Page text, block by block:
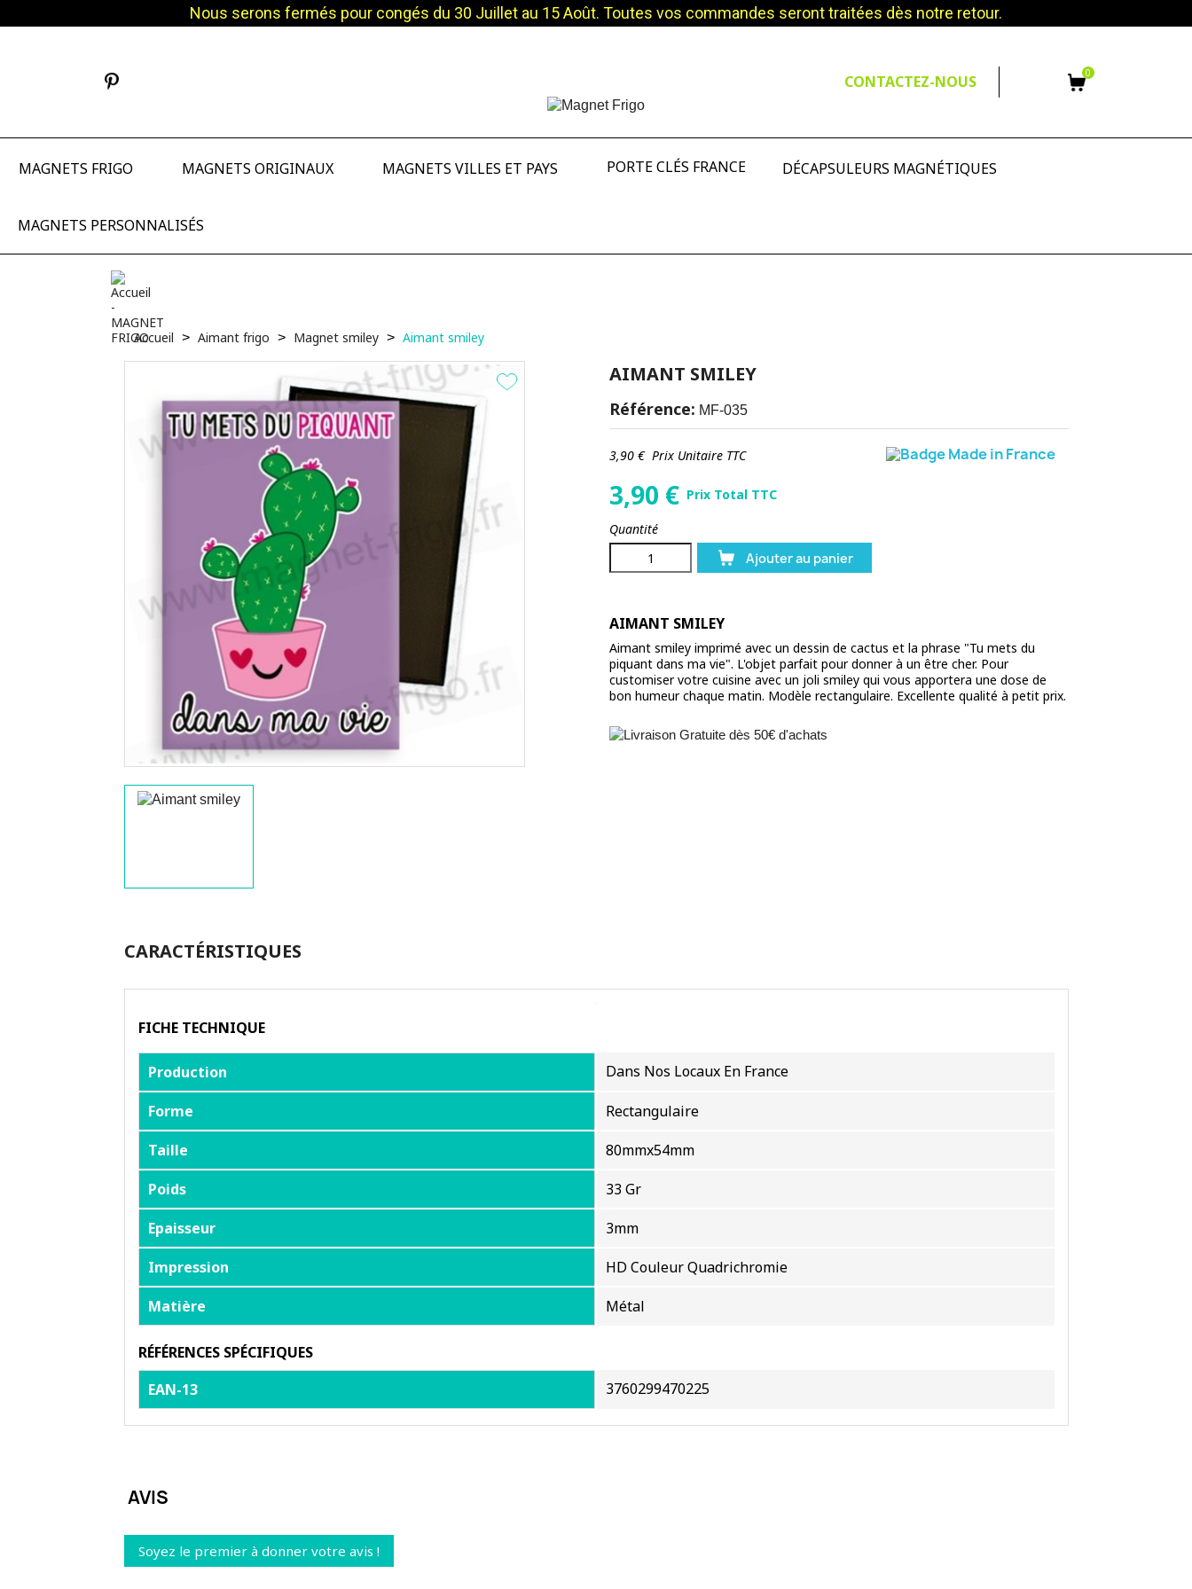
Nous serons fermés pour congés du 30 Juillet au 15 Août. Toutes vos commandes seront traitées dès notre retour.
Facebook CONTACTEZ-NOUS 0
MAGNETS FRIGO MAGNETS ORIGINAUX MAGNETS VILLES ET PAYS PORTE CLÉS FRANCE DÉCAPSULEURS MAGNÉTIQUES
MAGNETS PERSONNALISÉS
Accueil Aimant frigo Magnet smiley Aimant smiley
AIMANT SMILEY
Référence: MF-035
3,90 €Prix Unitaire TTC
3,90 € Prix Total TTC
Quantité
Ajouter au panier
AIMANT SMILEY
Aimant smiley imprimé avec un dessin de cactus et la phrase "Tu mets du
piquant dans ma vie". L'objet parfait pour donner à un être cher. Pour
customiser votre cuisine avec un joli smiley qui vous apportera une dose de
bon humeur chaque matin. Modèle rectangulaire. Excellente qualité à petit prix.
CARACTÉRISTIQUES
FICHE TECHNIQUE
Production Dans Nos Locaux En France
Forme
Rectangulaire
Taille
80mmx54mm
Poids
33 Gr
Epaisseur
3mm
Impression
HD Couleur Quadrichromie
Matière
Métal
RÉFÉRENCES SPÉCIFIQUES
EAN-13
3760299470225
AVIS
Soyez le premier à donner votre avis !